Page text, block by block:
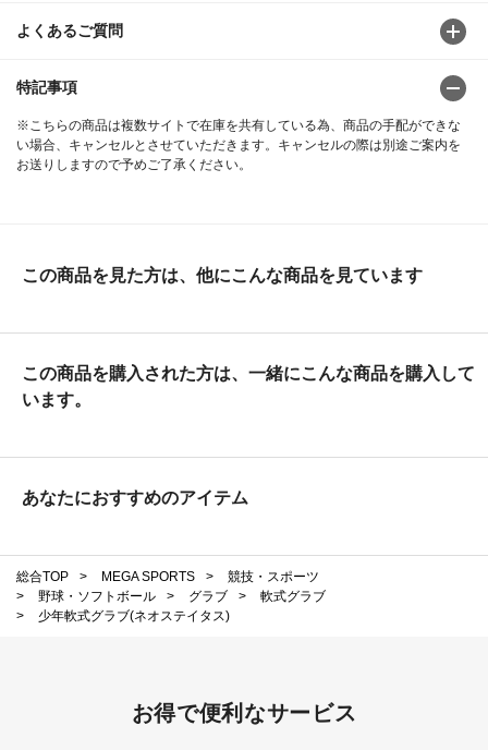
よくあるご質問
特記事項
※こちらの商品は複数サイトで在庫を共有している為、商品の手配ができな
い場合、キャンセルとさせていただきます。キャンセルの際は別途ご案内を
お送りしますので予めご了承ください。
この商品を見た方は、他にこんな商品を見ています
この商品を購入された方は、一緒にこんな商品を購入して
います。
あなたにおすすめのアイテム
総合TOP > MEGA SPORTS >
競技・スポーツ
>
野球・ソフトボール > グラブ >
軟式グラブ
>
少年軟式グラブ(ネオステイタス)
お得で便利なサービス